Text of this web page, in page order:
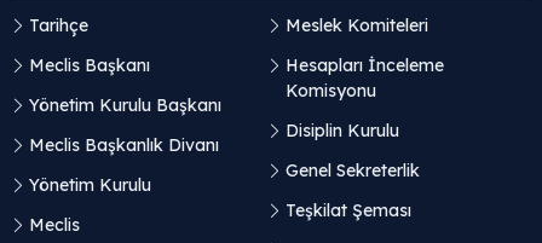
Tarihçe
Meclis Başkanı
Yönetim Kurulu Başkanı
Meclis Başkanlık Divanı
Yönetim Kurulu
Meclis
Meslek Komiteleri
Hesapları İnceleme
Komisyonu
Disiplin Kurulu
Genel Sekreterlik
Teşkilat Şeması